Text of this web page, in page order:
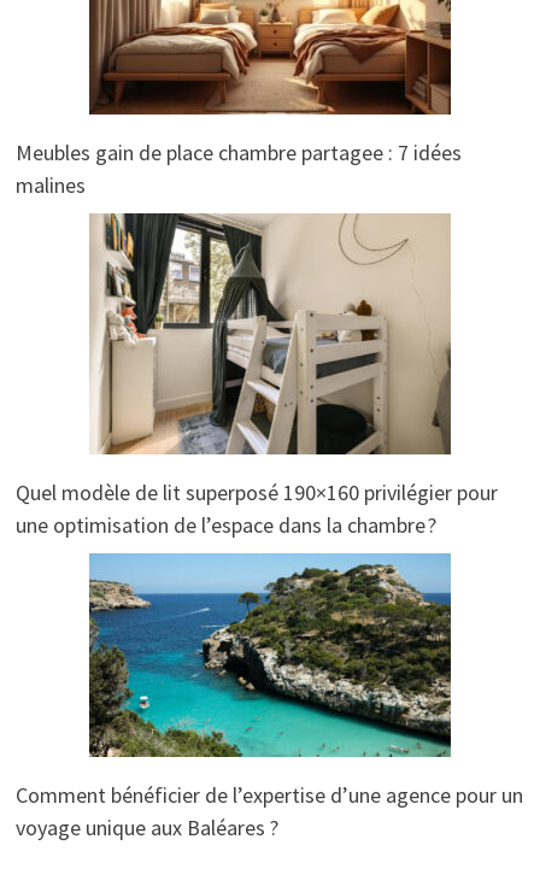
Meubles gain de place chambre partagee : 7 idées
malines
Quel modèle de lit superposé 190×160 privilégier pour
une optimisation de l’espace dans la chambre ?
Comment bénéficier de l’expertise d’une agence pour un
voyage unique aux Baléares ?